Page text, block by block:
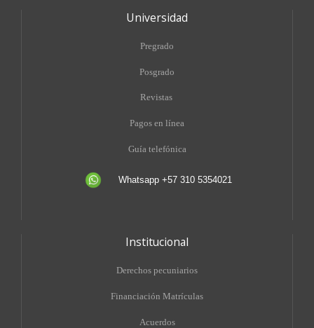
Universidad
Pregrado
Posgrado
Revistas
Pagos en línea
Guía telefónica
Whatsapp +57 310 5354021
Institucional
Derechos pecuniarios
Financiación Matrículas
Acuerdos